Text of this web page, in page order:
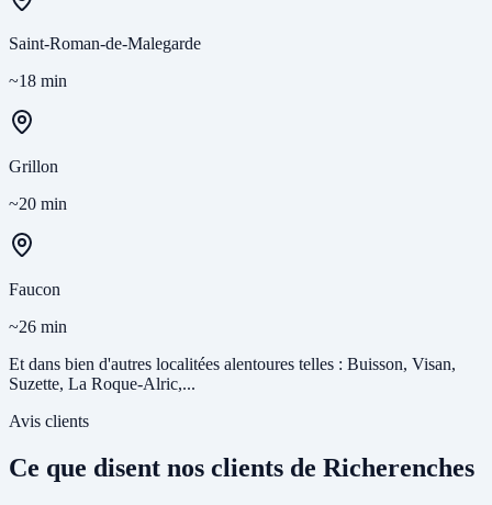
Saint-Roman-de-Malegarde
~18 min
Grillon
~20 min
Faucon
~26 min
Et dans bien d'autres localitées alentoures telles : Buisson, Visan,
Suzette, La Roque-Alric,...
Avis clients
Ce que disent nos clients de Richerenches